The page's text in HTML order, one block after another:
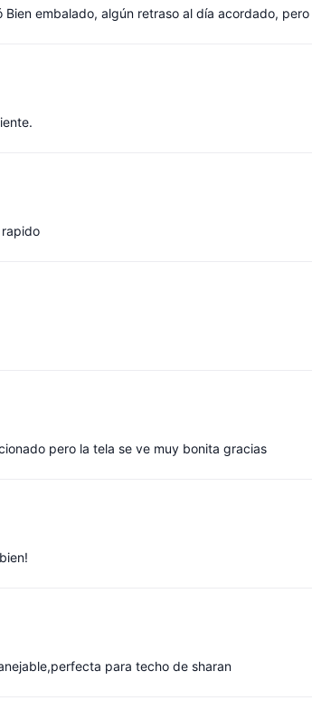
Bien embalado, algún retraso al día acordado,
pero la tela se ve muy bonita gracias
para techo de sharan